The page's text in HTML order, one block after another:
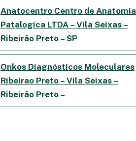
Anatocentro Centro de Anatomia
Patalogica LTDA – Vila Seixas –
Ribeirão Preto – SP
Onkos Diagnósticos Moleculares
Ribeirao Preto – Vila Seixas –
Ribeirão Preto –